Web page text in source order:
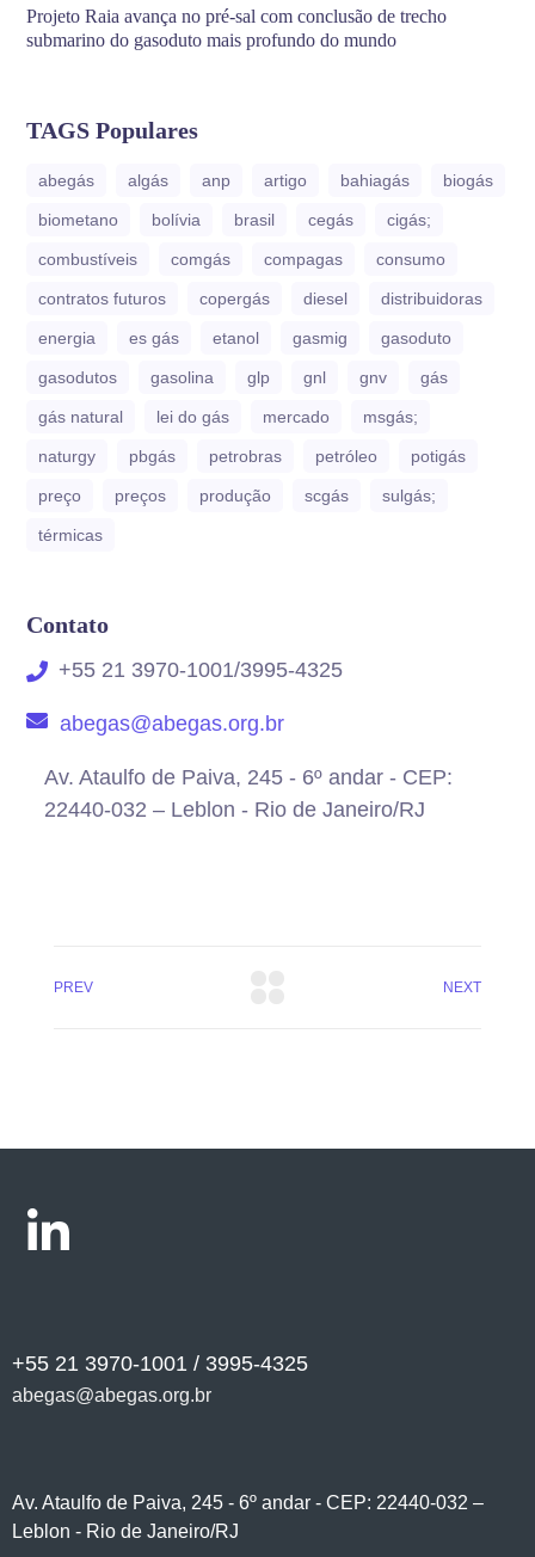
Projeto Raia avança no pré-sal com conclusão de trecho
submarino do gasoduto mais profundo do mundo
TAGS Populares
abegás algás anp artigo bahiagás biogás
biometano bolívia brasil cegás cigás;
combustíveis comgás compagas consumo
contratos futuros copergás diesel distribuidoras
energia es gás etanol gasmig gasoduto
gasodutos gasolina glp gnl gnv gás
gás natural lei do gás mercado msgás;
naturgy pbgás petrobras petróleo potigás
preço preços produção scgás sulgás;
térmicas
Contato
+55 21 3970-1001/3995-4325
abegas@abegas.org.br
Av. Ataulfo de Paiva, 245 - 6º andar - CEP:
22440-032 – Leblon - Rio de Janeiro/RJ
PREV NEXT
+55 21 3970-1001 / 3995-4325
abegas@abegas.org.br
Av. Ataulfo de Paiva, 245 - 6º andar - CEP: 22440-032 –
Leblon - Rio de Janeiro/RJ